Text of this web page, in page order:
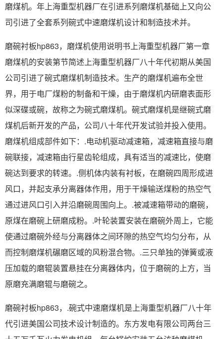
磨煤机。年上海重型机器厂在引进系列磨煤机基础上又向公
司引进了全套系列碗式中速磨煤机设计和制造技术并。
磨碗衬板hp863，磨煤机使用说明书上海重型机器厂第一章
磨煤机的安装第节简述上海重型机器厂八十年代初期从美国
公司引进了碗式磨煤机制造技术。生产的磨煤机遍布全世
界，用于电厂煤粉的制备和干燥，由于磨煤机内研磨表面形
似深碟或碗，故称之为碗式磨煤机。碗式磨煤机是继碗式磨
煤机后新开发的产品，公司八十年代开发试验并投入使用。
磨煤机组成部件如下：.电动机驱动减速箱，减速箱直接与磨
碗联接，减速箱由行星齿轮组成，具有适当的减速比，使磨
碗达到要求的转速。.侧机体内装有衬板，在磨碗四周形成进
风口，并起支承分离器体作用，用于干燥输送煤粉的热空气
通过进风口引入并沿磨碗周围向上。.被减速箱带动的磨碗，
原煤在磨碗上研磨成粉。.叶轮装置安装在磨碗外周上，它能
使通过磨碗外经与分离器体之间环隙的热空气均匀分布，从
而控制磨煤机碾磨区域的风粉混合物。.三只单独的弹簧或液
压加载的磨辊装置悬挂在分离器体内，位于磨碗的上方，当
原磨充满磨辊与磨碗之。
磨碗衬板hp863，.碗式中速磨煤机是上海重型机器厂八十年
代引进美国公司技术设计制造的。东方发电有限公司两台三